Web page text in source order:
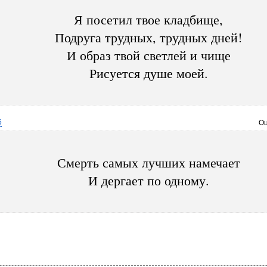
Я посетил твое кладбище,
Подруга трудных, трудных дней!
И образ твой светлей и чище
Рисуется душе моей.
Смерть самых лучших намечает
И дергает по одному.